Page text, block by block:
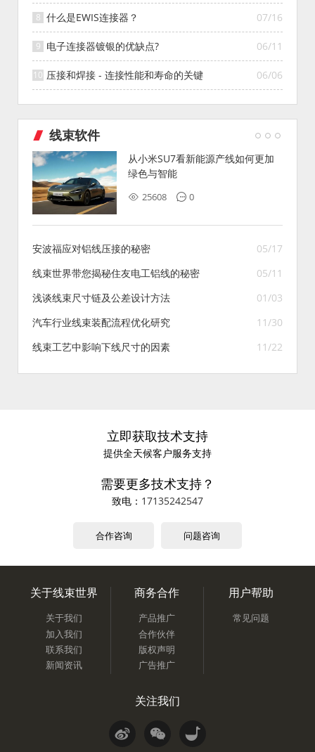
07/16
什么是EWIS连接器？
06/11
电子连接器镀银的优缺点?
06/06
压接和焊接 - 连接性能和寿命的关键
线束软件
从小米SU7看新能源产线如何更加
绿色与智能
25608 0
05/17
安波福应对铝线压接的秘密
05/11
线束世界带您揭秘住友电工铝线的秘密
01/03
浅谈线束尺寸链及公差设计方法
11/30
汽车行业线束装配流程优化研究
11/22
线束工艺中影响下线尺寸的因素
立即获取技术支持
提供全天候客户服务支持
需要更多技术支持？
致电： 17135242547
合作咨询 问题咨询
关于线束世界
关于我们
加入我们
联系我们
新闻资讯
商务合作
产品推广
合作伙伴
版权声明
广告推广
用户帮助
常见问题
关注我们